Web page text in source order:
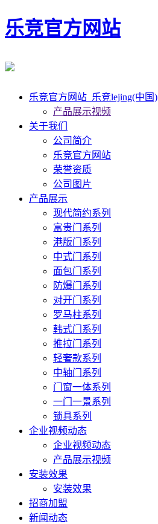
乐竞官方网站
乐竞官方网站_乐竞lejing(中国)
产品展示视频
关于我们
公司简介
乐竞官方网站
荣誉资质
公司图片
产品展示
现代简约系列
富贵门系列
港版门系列
中式门系列
面包门系列
防爆门系列
对开门系列
罗马柱系列
韩式门系列
推拉门系列
轻奢款系列
中轴门系列
门窗一体系列
一门一景系列
锁具系列
企业视频动态
企业视频动态
产品展示视频
安装效果
安装效果
招商加盟
新闻动态